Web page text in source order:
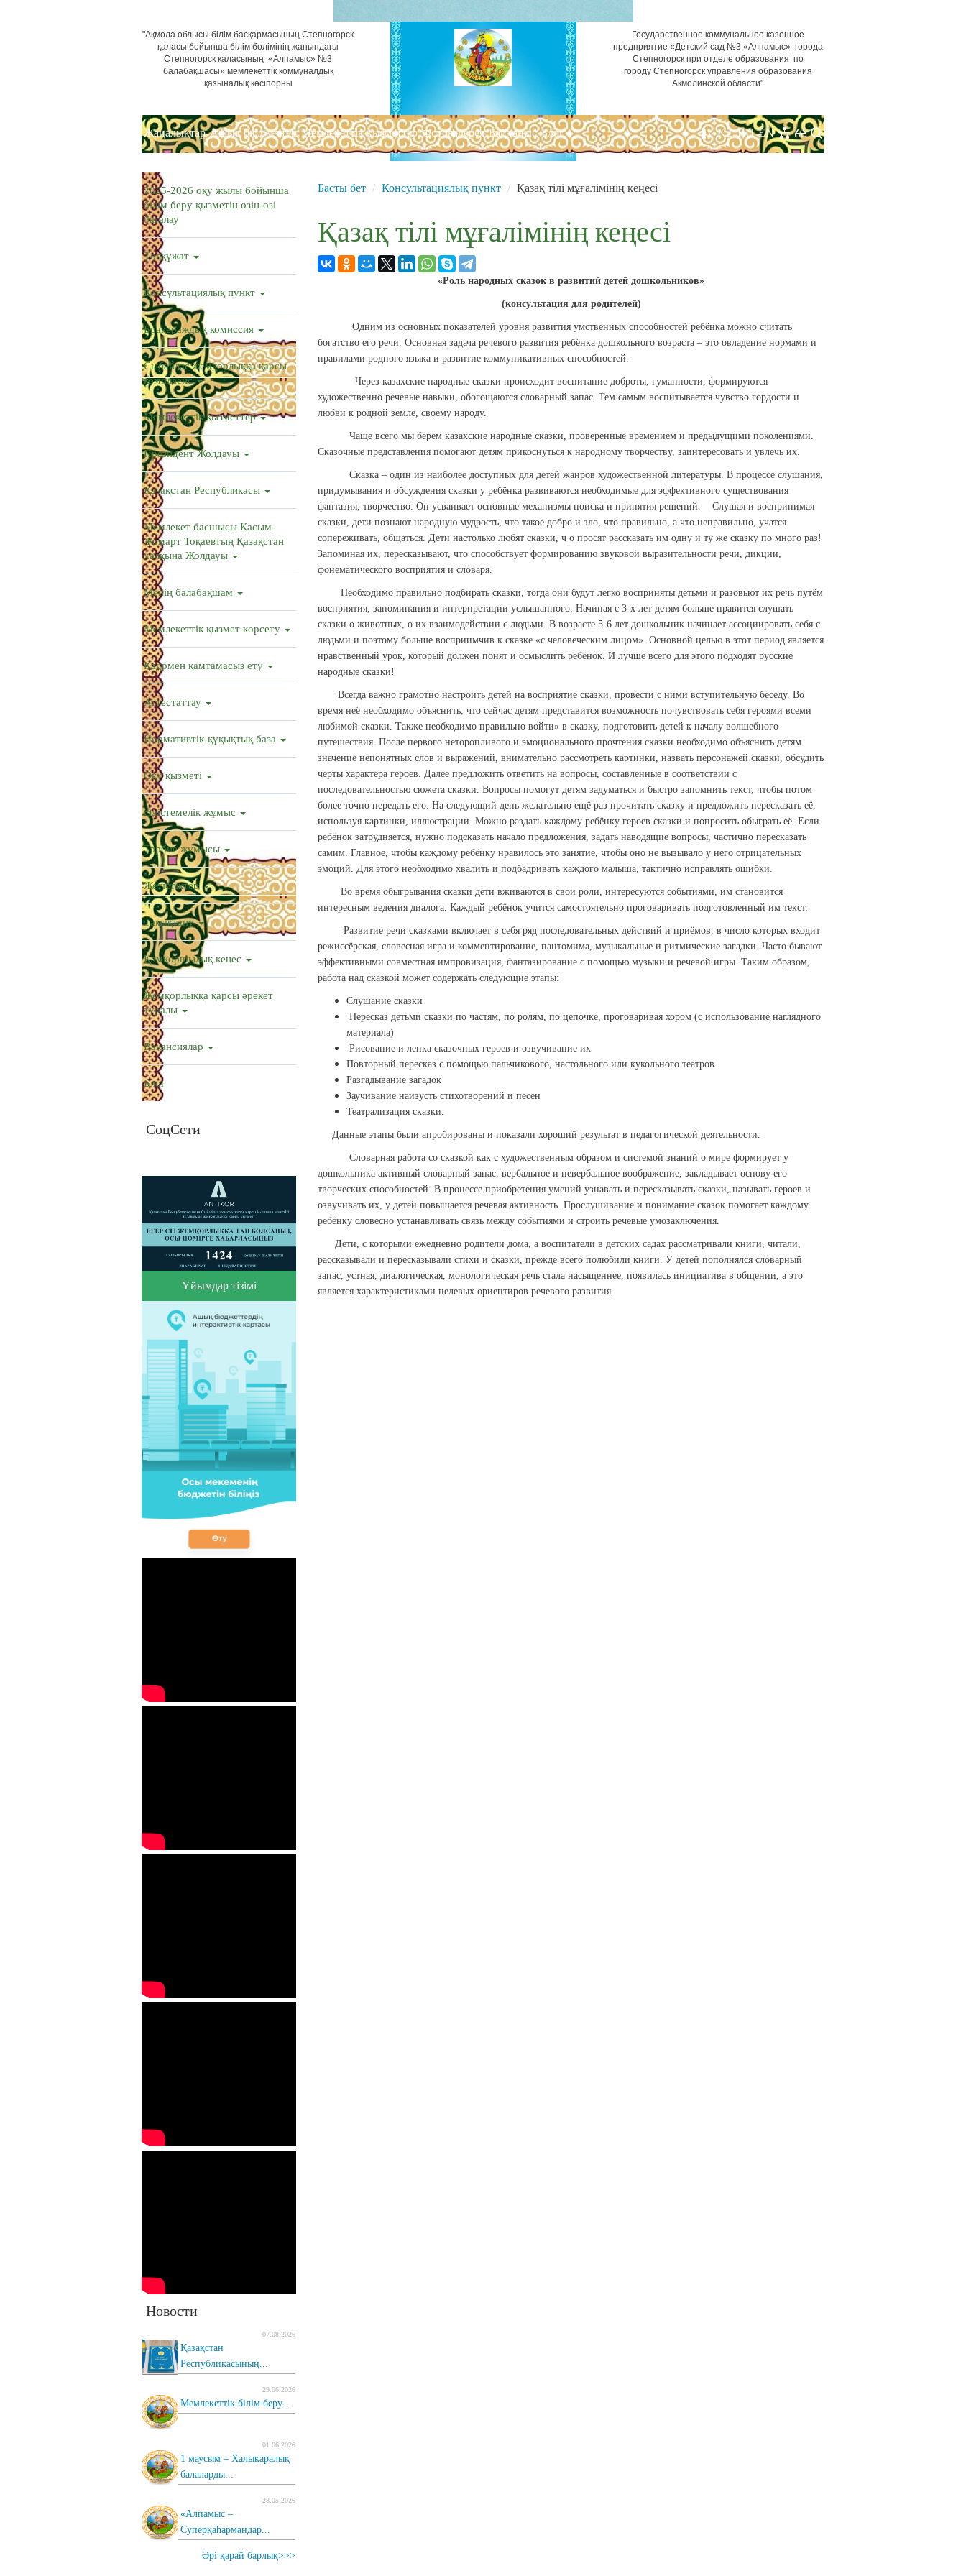
"Ақмола облысы білім басқармасының Степногорск
қаласы бойынша білім бөлімінің жанындағы
Степногорск қаласының «Алпамыс» №3
балабақшасы» мемлекеттік коммуналдық
қазыналық кәсіпорны
Государственное коммунальное казенное
предприятие «Детский сад №3 «Алпамыс» города
Степногорск при отделе образования по
городу Степногорск управления образования
Акмолинской области"
Жаңалықтар Ашық бюджеттер Мемлекеттік қызметтер Фотогалерея Байланыс Блог EN
RU
KZ
2025-2026 оқу жылы бойынша
білім беру қызметін өзін-өзі
бағалау
Төлқұжат
Консультациялық пункт
Бракераждық комиссия
Сыбайлас жемқорлыққа қарсы
комплаенс
Мемлекеттік қызметтер
Президент Жолдауы
Қазақстан Республикасы
Мемлекет басшысы Қасым-
Жомарт Тоқаевтың Қазақстан
халқына Жолдауы
Менің балабақшам
Мемлекеттік қызмет көрсету
Кадрмен қамтамасыз ету
Аттестаттау
Нормативтік-құқықтық база
Оқу қызметі
Әдістемелік жұмыс
Тәрбие жұмысы
Жетістіктер
Тамақтану
Қамқоршылық кеңес
Жемқорлыққа қарсы әрекет
туралы
Вакансиялар
Блог
СоцСети
Ұйымдар тізімі
Новости
07.08.2026
Қазақстан
Республикасының...
29.06.2026
Мемлекеттік білім беру...
01.06.2026
1 маусым – Халықаралық
балаларды...
28.05.2026
«Алпамыс –
Суперқаһармандар...
Әрі қарай барлық>>>
Басты бет Консультациялық пункт Қазақ тілі мұғалімінің кеңесі
Қазақ тілі мұғалімінің кеңесі
«Роль народных сказок в развитий детей дошкольников»
(консультация для родителей)
Одним из основных показателей уровня развития умственных способностей ребёнка можно считать
богатство его речи. Основная задача речевого развития ребёнка дошкольного возраста – это овладение нормами и
правилами родного языка и развитие коммуникативных способностей.
Через казахские народные сказки происходит воспитание доброты, гуманности, формируются
художественно речевые навыки, обогощаются словарный запас. Тем самым воспитывается чувство гордости и
любви к родной земле, своему народу.
Чаще всего мы берем казахские народные сказки, проверенные времением и предыдущими поколениями.
Сказочные представления помогают детям прикоснуться к народному творчеству, заинтересовать и увлечь их.
Сказка – один из наиболее доступных для детей жанров художественной литературы. В процессе слушания,
придумывания и обсуждения сказки у ребёнка развиваются необходимые для эффективного существования
фантазия, творчество. Он усваивает основные механизмы поиска и принятия решений. Слушая и воспринимая
сказки, дети познают народную мудрость, что такое добро и зло, что правильно, а что неправильно, учатся
сопереживать, общаться. Дети настолько любят сказки, ч о просят рассказать им одну и ту же сказку по много раз!
Запоминая их, пересказывают, что способствует формированию звуковой выразительности речи, дикции,
фонематического восприятия и словаря.
Необходимо правильно подбирать сказки, тогда они будут легко восприняты детьми и разовьют их речь путём
восприятия, запоминания и интерпретации услышанного. Начиная с 3-х лет детям больше нравится слушать
сказки о животных, о их взаимодействии с людьми. В возрасте 5-6 лет дошкольник начинает ассоциировать себя с
людьми и поэтому больше восприимчив к сказке «с человеческим лицом». Основной целью в этот период является
нравственный урок, который должен понят и осмыслить ребёнок. И лучше всего для этого подходят русские
народные сказки!
Всегда важно грамотно настроить детей на восприятие сказки, провести с ними вступительную беседу. Во
время неё необходимо объяснить, что сейчас детям представится возможность почувствовать себя героями всеми
любимой сказки. Также необходимо правильно войти» в сказку, подготовить детей к началу волшебного
путешествия. После первого неторопливого и эмоционального прочтения сказки необходимо объяснить детям
значение непонятных слов и выражений, внимательно рассмотреть картинки, назвать персонажей сказки, обсудить
черты характера героев. Далее предложить ответить на вопросы, составленные в соответствии с
последовательностью сюжета сказки. Вопросы помогут детям задуматься и быстро запомнить текст, чтобы потом
более точно передать его. На следующий день желательно ещё раз прочитать сказку и предложить пересказать её,
используя картинки, иллюстрации. Можно раздать каждому ребёнку героев сказки и попросить обыграть её. Если
ребёнок затрудняется, нужно подсказать начало предложения, задать наводящие вопросы, частично пересказать
самим. Главное, чтобы каждому ребёнку нравилось это занятие, чтобы оно не вызывало у него отрицательных
эмоций. Для этого необходимо хвалить и подбадривать каждого малыша, тактично исправлять ошибки.
Во время обыгрывания сказки дети вживаются в свои роли, интересуются событиями, им становится
интересным ведения диалога. Каждый ребёнок учится самостоятельно проговаривать подготовленный им текст.
Развитие речи сказками включает в себя ряд последовательных действий и приёмов, в число которых входит
режиссёрская, словесная игра и комментирование, пантомима, музыкальные и ритмические загадки. Часто бывают
эффективными совместная импровизация, фантазирование с помощью музыки и речевой игры. Таким образом,
работа над сказкой может содержать следующие этапы:
Слушание сказки
Пересказ детьми сказки по частям, по ролям, по цепочке, проговаривая хором (с использование наглядного
материала)
Рисование и лепка сказочных героев и озвучивание их
Повторный пересказ с помощью пальчикового, настольного или кукольного театров.
Разгадывание загадок
Заучивание наизусть стихотворений и песен
Театрализация сказки.
Данные этапы были апробированы и показали хороший результат в педагогической деятельности.
Словарная работа со сказкой как с художественным образом и системой знаний о мире формирует у
дошкольника активный словарный запас, вербальное и невербальное воображение, закладывает основу его
творческих способностей. В процессе приобретения умений узнавать и пересказывать сказки, называть героев и
озвучивать их, у детей повышается речевая активность. Прослушивание и понимание сказок помогает каждому
ребёнку словесно устанавливать связь между событиями и строить речевые умозаключения.
Дети, с которыми ежедневно родители дома, а воспитатели в детских садах рассматривали книги, читали,
рассказывали и пересказывали стихи и сказки, прежде всего полюбили книги. У детей пополнялся словарный
запас, устная, диалогическая, монологическая речь стала насыщеннее, появилась инициатива в общении, а это
является характеристиками целевых ориентиров речевого развития.